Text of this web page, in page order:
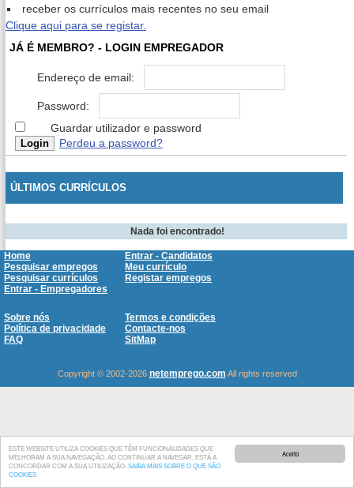
Aceito
ESTE WEBSITE UTILIZA COOKIES QUE TÊM FUNCIONALIDADES QUE
MELHORAM A SUA NAVEGAÇÃO. AO CONTINUAR A NAVEGAR, ESTÁ A
CONCORDAR COM A SUA UTILIZAÇÃO. SAIBA MAIS SOBRE O QUE SÃO
COOKIES
receber os currículos mais recentes no seu email
Clique aqui para se registar.
JÁ É MEMBRO? - LOGIN EMPREGADOR
Endereço de email:
Password:
Guardar utilizador e password
Perdeu a password?
ÚLTIMOS CURRÍCULOS
Nada foi encontrado!
Home
Entrar - Candidatos
Pesquisar empregos
Meu currículo
Pesquisar currículos
Registar empregos
Entrar - Empregadores
Sobre nós
Termos e condições
Política de privacidade
Contacte-nos
FAQ
SitMap
Copyright © 2002-2026 netemprego.com All rights reserved